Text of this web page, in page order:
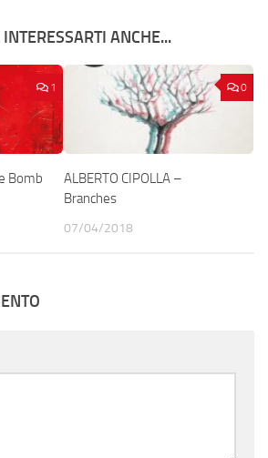
ANCHE...
1
Bomb
0
ALBERTO CIPOLLA –
Branches
07/04/2018